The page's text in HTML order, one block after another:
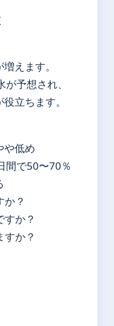
えます。
予想され、
立ちます。
や低め
間で50〜70％
か？
すか？
か？